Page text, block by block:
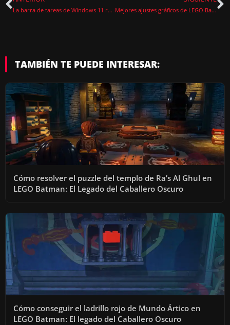
La barra de tareas de Windows 11 recupera sus funciones clásicas en la última actualización Mejores ajustes gráficos de LEGO Batman para PC
TAMBIÉN TE PUEDE INTERESAR:
Cómo resolver el puzzle del templo de Ra’s Al Ghul en
LEGO Batman: El Legado del Caballero Oscuro
Cómo conseguir el ladrillo rojo de Mundo Ártico en
LEGO Batman: El legado del Caballero Oscuro